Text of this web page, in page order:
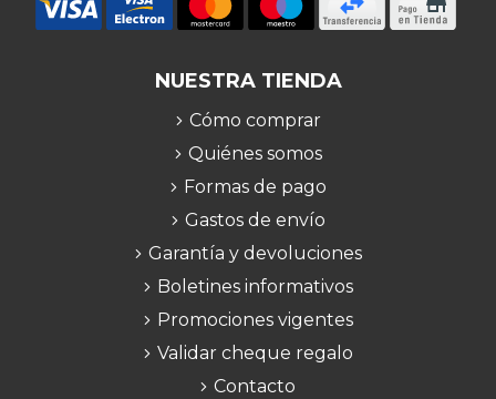
NUESTRA TIENDA
Cómo comprar
Quiénes somos
Formas de pago
Gastos de envío
Garantía y devoluciones
Boletines informativos
Promociones vigentes
Validar cheque regalo
Contacto